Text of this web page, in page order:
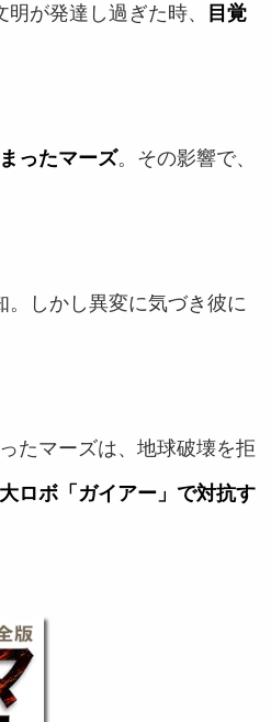
が発達し過ぎた時、 目覚
ったマーズ。その影響で、
しかし異変に気づき彼に
たマーズは、地球破壊を拒
ロボ「ガイアー」で対抗す